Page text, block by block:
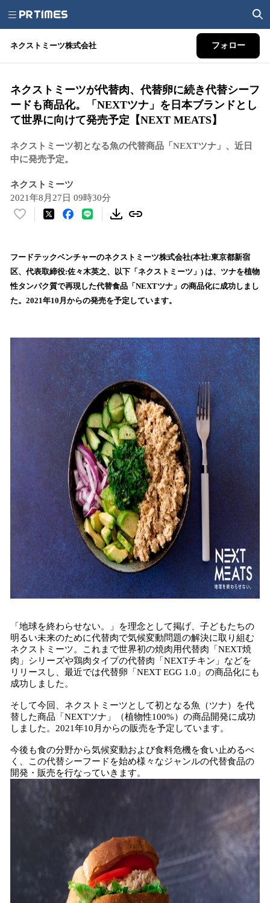
ネクストミーツ株式会社 フォロー
ネクストミーツが代替肉、代替卵に続き代替シーフ
ードも商品化。「NEXTツナ」を日本ブランドとし
て世界に向けて発売予定【NEXT MEATS】
ネクストミーツ初となる魚の代替商品「NEXTツナ」、近日
中に発売予定。
ネクストミーツ
2021年8月27日 09時30分
い
！
数
を
読
フードテックベンチャーのネクストミーツ株式会社(本社:東京都新宿
区、代表取締役:佐々木英之、以下「ネクストミーツ」) は、ツナを植物
性タンパク質で再現した代替食品「NEXTツナ」の商品化に成功しまし
た。2021年10月からの発売を予定しています。
「地球を終わらせない。」を理念として掲げ、子どもたちの
明るい未来のために代替肉で気候変動問題の解決に取り組む
ネクストミーツ。これまで世界初の焼肉用代替肉「NEXT焼
肉」シリーズや鶏肉タイプの代替肉「NEXTチキン」などを
リリースし、最近では代替卵「NEXT EGG 1.0」の商品化にも
成功しました。
そして今回、ネクストミーツとして初となる魚（ツナ）を代
替した商品「NEXTツナ」（植物性100%）の商品開発に成功
しました。2021年10月からの販売を予定しています。
今後も食の分野から気候変動および食料危機を食い止めるべ
く、この代替シーフードを始め様々なジャンルの代替食品の
開発・販売を行なっていきます。